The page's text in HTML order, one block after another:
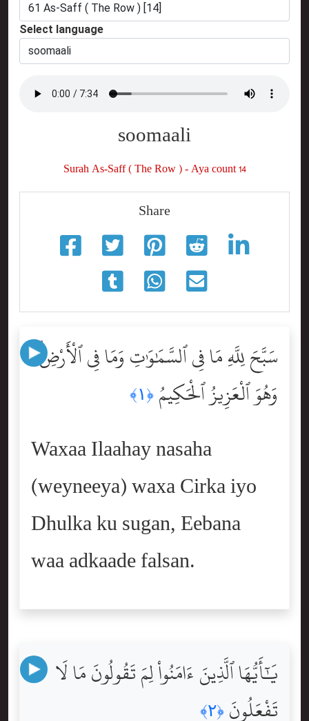
Select language
soomaali
Surah As-Saff ( The Row ) - Aya count 14
Share
سَبَّحَ لِلَّهِ مَا فِى ٱلسَّمَٰوَٰتِ وَمَا فِى ٱلْأَرْضِ ۖ
وَهُوَ ٱلْعَزِيزُ ٱلْحَكِيمُ ﴿١﴾
Waxaa Ilaahay nasaha
(weyneeya) waxa Cirka iyo
Dhulka ku sugan, Eebana
waa adkaade falsan.
يَٰٓأَيُّهَا ٱلَّذِينَ ءَامَنُواْ لِمَ تَقُولُونَ مَا لَا
تَفْعَلُونَ ﴿٢﴾